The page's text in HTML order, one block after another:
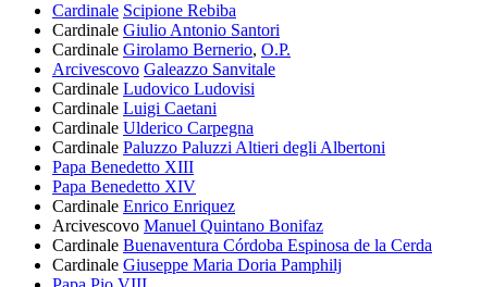
Cardinale Scipione Rebiba
Cardinale Giulio Antonio Santori
Cardinale Girolamo Bernerio, O.P.
Arcivescovo Galeazzo Sanvitale
Cardinale Ludovico Ludovisi
Cardinale Luigi Caetani
Cardinale Ulderico Carpegna
Cardinale Paluzzo Paluzzi Altieri degli Albertoni
Papa Benedetto XIII
Papa Benedetto XIV
Cardinale Enrico Enriquez
Arcivescovo Manuel Quintano Bonifaz
Cardinale Buenaventura Córdoba Espinosa de la Cerda
Cardinale Giuseppe Maria Doria Pamphilj